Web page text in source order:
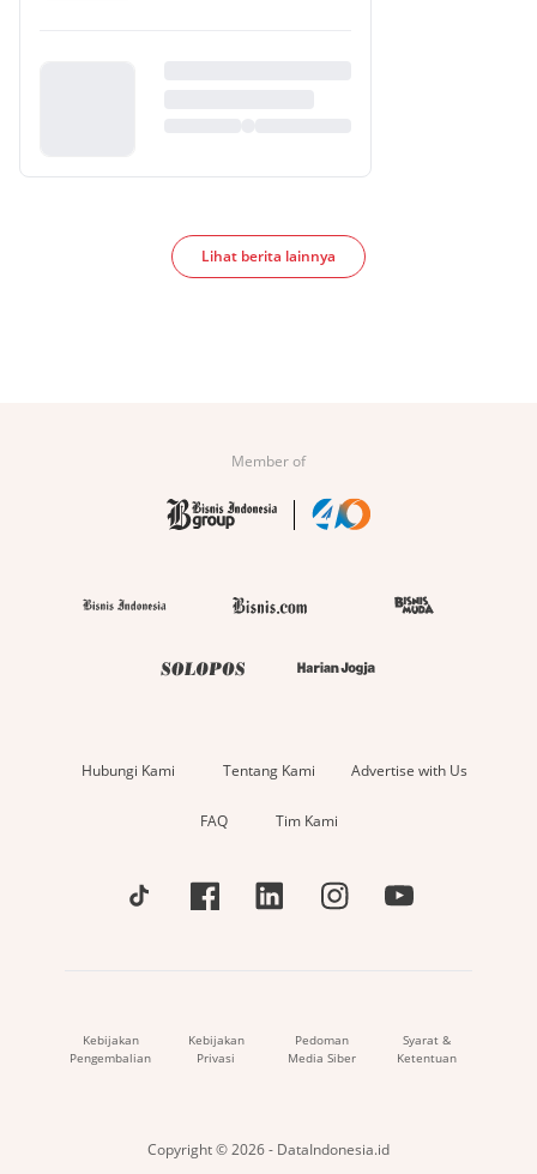
Lihat berita lainnya
Member of
Hubungi Kami Tentang Kami Advertise with Us
FAQ Tim Kami
Kebijakan
Pengembalian
Kebijakan
Privasi
Pedoman
Media Siber
Syarat &
Ketentuan
Copyright © 2026 - DataIndonesia.id